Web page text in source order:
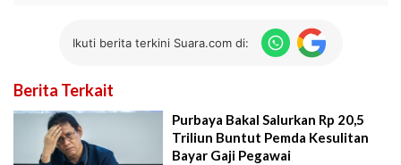
Ikuti berita terkini Suara.com di:
Berita Terkait
Purbaya Bakal Salurkan Rp 20,5
Triliun Buntut Pemda Kesulitan
Bayar Gaji Pegawai